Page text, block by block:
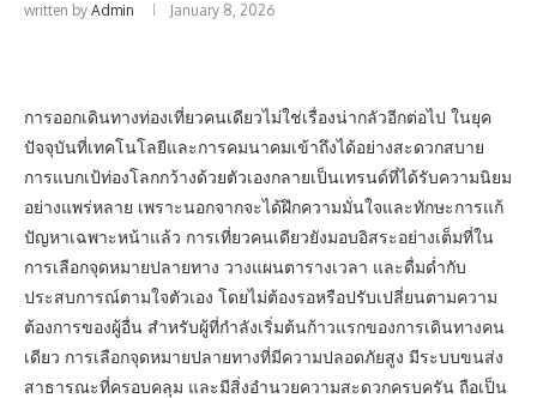
written by Admin January 8, 2026
การออกเดินทางท่องเที่ยวคนเดียวไม่ใช่เรื่องน่ากลัวอีกต่อไป ในยุค
ปัจจุบันที่เทคโนโลยีและการคมนาคมเข้าถึงได้อย่างสะดวกสบาย
การแบกเป้ท่องโลกกว้างด้วยตัวเองกลายเป็นเทรนด์ที่ได้รับความนิยม
อย่างแพร่หลาย เพราะนอกจากจะได้ฝึกความมั่นใจและทักษะการแก้
ปัญหาเฉพาะหน้าแล้ว การเที่ยวคนเดียวยังมอบอิสระอย่างเต็มที่ใน
การเลือกจุดหมายปลายทาง วางแผนตารางเวลา และดื่มด่ำกับ
ประสบการณ์ตามใจตัวเอง โดยไม่ต้องรอหรือปรับเปลี่ยนตามความ
ต้องการของผู้อื่น สำหรับผู้ที่กำลังเริ่มต้นก้าวแรกของการเดินทางคน
เดียว การเลือกจุดหมายปลายทางที่มีความปลอดภัยสูง มีระบบขนส่ง
สาธารณะที่ครอบคลุม และมีสิ่งอำนวยความสะดวกครบครัน ถือเป็น